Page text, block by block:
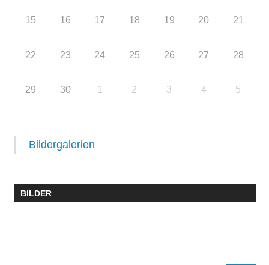
15 16 17 18 19 20 21
22 23 24 25 26 27 28
29 30 1 2 3 4 5
Bildergalerien
BILDER